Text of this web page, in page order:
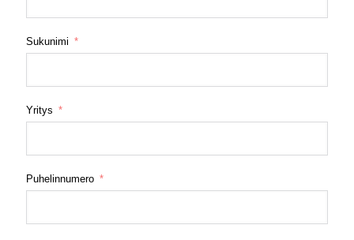
Sukunimi
Yritys
Puhelinnumero